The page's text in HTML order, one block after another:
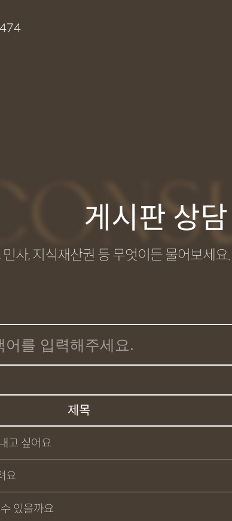
게시판 상담
민사, 지식재산권 등 무엇이든 물어보세
제목
고 싶어요
요
있을까요